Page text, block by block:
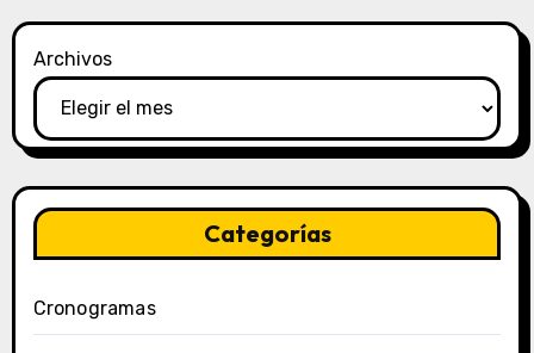
Archivos
Categorías
Cronogramas